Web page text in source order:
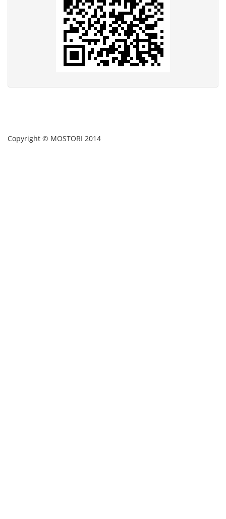
Copyright © MOSTORI 2014